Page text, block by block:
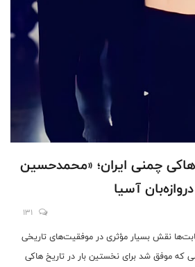
هاکی چمنی ایران؛ «محمدحسین
آسیا
131
نقش بسیار مؤثری در موفقیت‌های تاریخی
که موفق شد برای نخستین بار در تاریخ هاکی